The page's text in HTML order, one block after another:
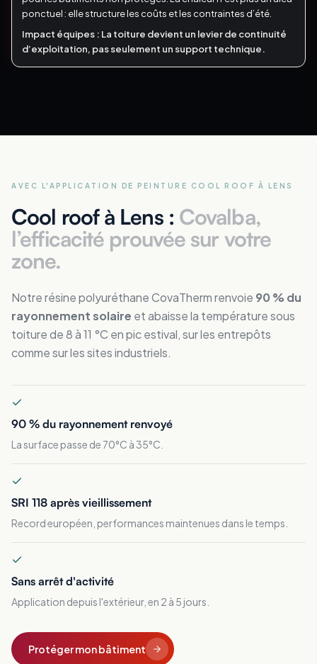
ponctuel : elle structure les coûts et les contraintes d’été.
Impact équipes : La toiture devient un levier de continuité
d’exploitation, pas seulement un support technique.
AVEC L'APPLICATION DE PEINTURE COOL ROOF À LENS
Cool roof à Lens : Covalba,
l’efficacité prouvée sur votre
zone.
Notre résine polyuréthane CovaTherm renvoie 90 % du
rayonnement solaire et abaisse la température sous
toiture de 8 à 11 °C en pic estival, sur les entrepôts
comme sur les sites industriels.
90 % du rayonnement renvoyé
La surface passe de 70°C à 35°C.
SRI 118 après vieillissement
Record européen, performances maintenues dans le temps.
Sans arrêt d'activité
Application depuis l'extérieur, en 2 à 5 jours.
Protéger mon bâtiment